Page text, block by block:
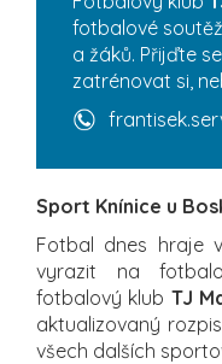
fotbalové
a žáků. Přijďte
zatrénovat si,
Sport Knínice u
Fotbal dnes hraje
vyrazit na
fotbalový klub TJ
aktualizovaný
všech dalších